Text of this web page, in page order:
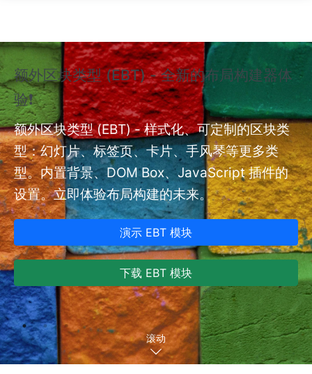
额外区块类型 (EBT) - 全新的布局构建器体
验❗
额外区块类型 (EBT) - 样式化、可定制的区块类
型：幻灯片、标签页、卡片、手风琴等更多类
型。内置背景、DOM Box、JavaScript 插件的
设置。立即体验布局构建的未来。
演示 EBT 模块
下载 EBT 模块
额
滚动